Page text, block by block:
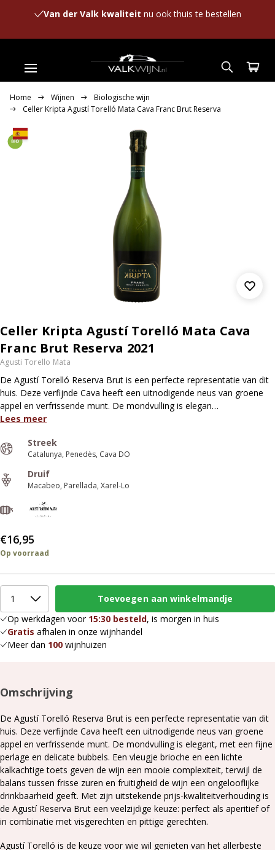
Van der Valk kwaliteit nu ook thuis te bestellen
Home Wijnen
Biologische wijn
Celler Kripta Agustí Torelló Mata Cava Franc Brut Reserva
Celler Kripta Agustí Torelló Mata Cava
Franc Brut Reserva 2021
Agusti Torello Mata
De Agustí Torelló Reserva Brut is een perfecte representatie van dit
huis. Deze verfijnde Cava heeft een uitnodigende neus van groene
appel en verfrissende munt. De mondvulling is elegan…
Lees meer
Streek
Catalunya Penedès Cava DO
Druif
Macabeo Parellada Xarel-Lo
€16,95
Op voorraad
Op werkdagen voor 15:30 besteld, is morgen in huis
Gratis afhalen in onze wijnhandel
Meer dan 100 wijnhuizen
Omschrijving
De Agustí Torelló Reserva Brut is een perfecte representatie van dit
huis. Deze verfijnde Cava heeft een uitnodigende neus van groene
appel en verfrissende munt. De mondvulling is elegant, met een fijne
perlage en delicate bubbels. Een vleugje brioche en een lichte
kalkachtige toets geven de wijn een mooie complexiteit, terwijl de
balans tussen frisse zuren en fruitigheid de wijn een ongelooflijke
drinkbaarheid geeft. Met zijn uitstekende prijs-kwaliteitverhouding is
de Agustí Reserva Brut een veelzijdige keuze: perfect als aperitief of
in combinatie met visgerechten en pittige gerechten.
Agustí Torelló is de keuze voor wie wil genieten van het allerbeste